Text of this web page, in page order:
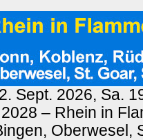
Sept. 2026, Sa.
– Rhein in
Oberwesel,